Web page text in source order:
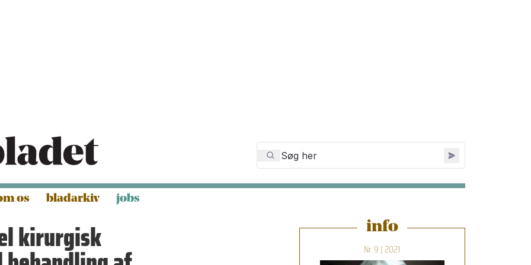
os bladarkiv jobs
kirurgisk info
Nr. 9 | 2021